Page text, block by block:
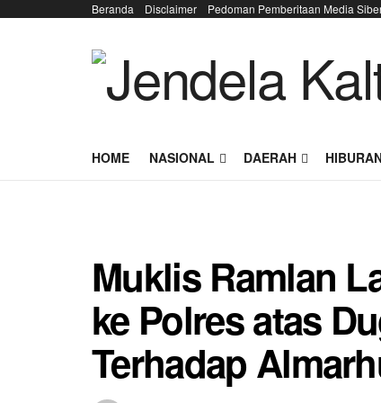
Beranda Disclaimer Pedoman Pemberitaan Media
HOME NASIONAL DAERAH
Muklis Ramlan
ke Polres atas
Terhadap